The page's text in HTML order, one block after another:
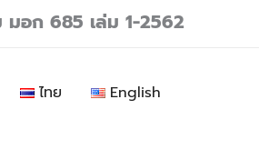
มอก 685 เล่ม 1-2562
ไทย English